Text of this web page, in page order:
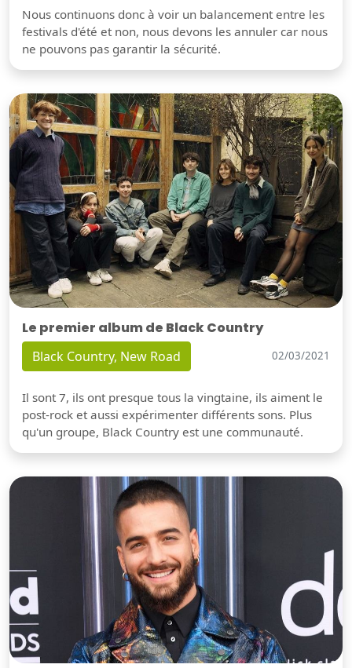
Nous continuons donc à voir un balancement entre les
festivals d'été et non, nous devons les annuler car nous
ne pouvons pas garantir la sécurité.
Le premier album de Black Country
Black Country, New Road 02/03/2021
Il sont 7, ils ont presque tous la vingtaine, ils aiment le
post-rock et aussi expérimenter différents sons. Plus
qu'un groupe, Black Country est une communauté.